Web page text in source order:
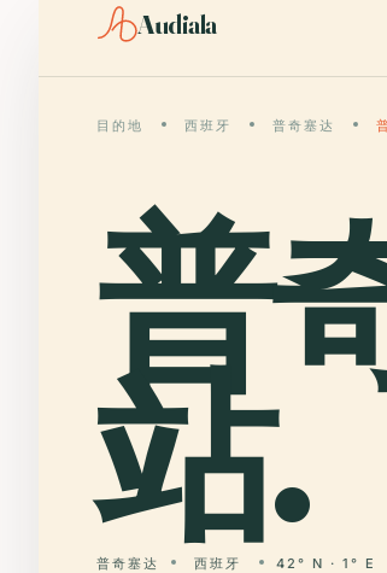
Audiala
目的地 西班牙 普奇塞达
普
站.
普奇塞达 西班牙 42° N · 1° E